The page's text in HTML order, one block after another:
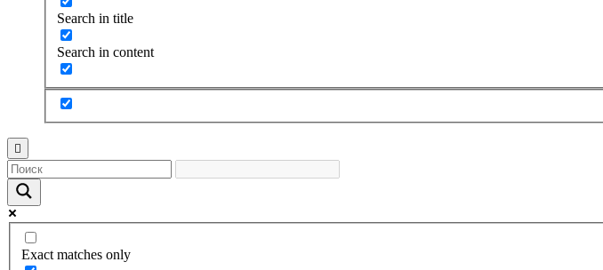
Search in title
Search in content
Exact matches only